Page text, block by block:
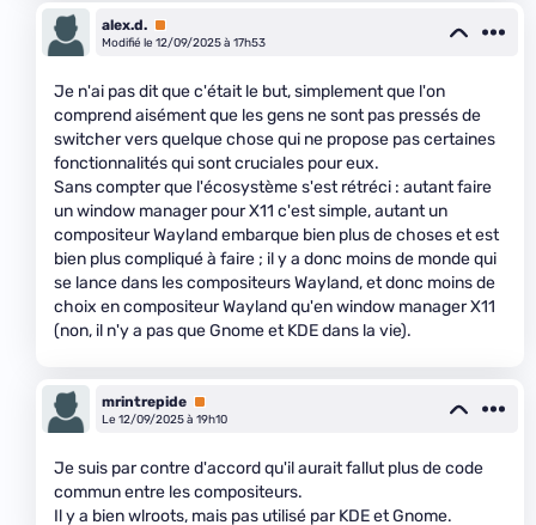
alex.d. Premium
Modifié le 12/09/2025 à 17h53
Je n'ai pas dit que c'était le but, simplement que l'on
comprend aisément que les gens ne sont pas pressés de
switcher vers quelque chose qui ne propose pas certaines
fonctionnalités qui sont cruciales pour eux.
Sans compter que l'écosystème s'est rétréci : autant faire
un window manager pour X11 c'est simple, autant un
compositeur Wayland embarque bien plus de choses et est
bien plus compliqué à faire ; il y a donc moins de monde qui
se lance dans les compositeurs Wayland, et donc moins de
choix en compositeur Wayland qu'en window manager X11
(non, il n'y a pas que Gnome et KDE dans la vie).
mrintrepide Premium
Le 12/09/2025 à 19h10
Je suis par contre d'accord qu'il aurait fallut plus de code
commun entre les compositeurs.
Il y a bien wlroots, mais pas utilisé par KDE et Gnome.